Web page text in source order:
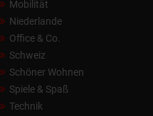
Mobilität
Niederlande
Office & Co.
Schweiz
Schöner Wohnen
Spiele & Spaß
Technik